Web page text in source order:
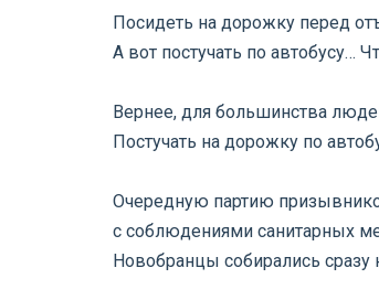
Посидеть на дорожку перед
А вот постучать по автобусу…
Вернее, для большинства
Постучать на дорожку по
Очередную партию
с соблюдениями санитарных
Новобранцы собирались